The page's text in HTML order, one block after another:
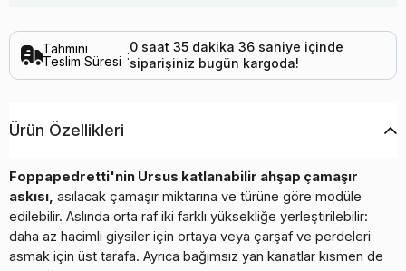
Tahmini
Teslim Süresi :
0 saat35 dakika36 saniye içinde
siparişiniz bugün kargoda!
Ürün Özellikleri
Foppapedretti'nin Ursus katlanabilir ahşap çamaşır
askısı, asılacak çamaşır miktarına ve türüne göre modüle
edilebilir. Aslında orta raf iki farklı yüksekliğe yerleştirilebilir:
daha az hacimli giysiler için ortaya veya çarşaf ve perdeleri
asmak için üst tarafa. Ayrıca bağımsız yan kanatlar kısmen de